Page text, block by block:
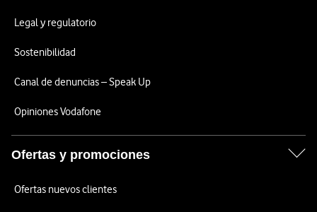
Legal y regulatorio
Sostenibilidad
Canal de denuncias – Speak Up
Opiniones Vodafone
Ofertas y promociones
Ofertas nuevos clientes